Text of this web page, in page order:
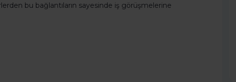
bu bağlantıların sayesinde iş görüşmelerine